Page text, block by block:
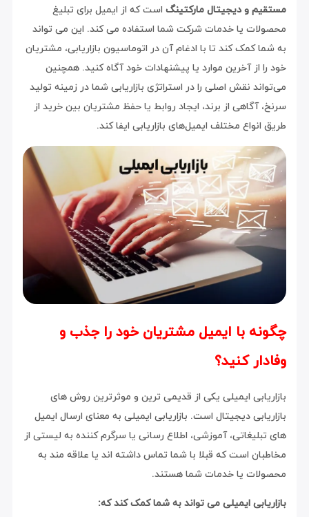
مستقیم و دیجیتال مارکتینگ است که از ایمیل برای تبلیغ
محصولات یا خدمات شرکت شما استفاده می کند. این می تواند
به شما کمک کند تا با ادغام آن در اتوماسیون بازاریابی، مشتریان
خود را از آخرین موارد یا پیشنهادات خود آگاه کنید. همچنین
می‌تواند نقش اصلی را در استراتژی بازاریابی شما در زمینه تولید
سرنخ، آگاهی از برند، ایجاد روابط یا حفظ مشتریان بین خرید از
طریق انواع مختلف ایمیل‌های بازاریابی ایفا کند.
چگونه با ایمیل مشتریان خود را جذب و
وفادار کنید؟
بازاریابی ایمیلی یکی از قدیمی ترین و موثرترین روش های
بازاریابی دیجیتال است. بازاریابی ایمیلی به معنای ارسال ایمیل
های تبلیغاتی، آموزشی، اطلاع رسانی یا سرگرم کننده به لیستی از
مخاطبان است که قبلا با شما تماس داشته اند یا علاقه مند به
محصولات یا خدمات شما هستند.
بازاریابی ایمیلی می تواند به شما کمک کند که: